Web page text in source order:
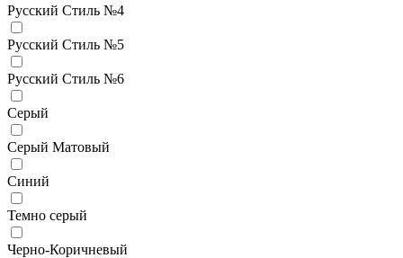
Русский Стиль №4
Русский Стиль №5
Русский Стиль №6
Серый
Серый Матовый
Синий
Темно серый
Черно-Коричневый